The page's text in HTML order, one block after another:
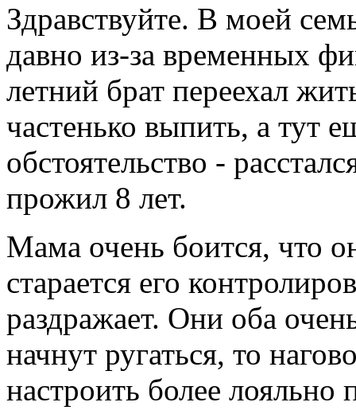
Здравствуйте. В моей
давно из-за временных
летний брат переехал
частенько выпить, а тут
обстоятельство -
прожил 8 лет.
Мама очень боится, что
старается его
раздражает. Они оба
начнут ругаться, то
настроить более